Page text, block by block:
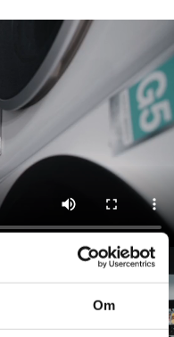
Om